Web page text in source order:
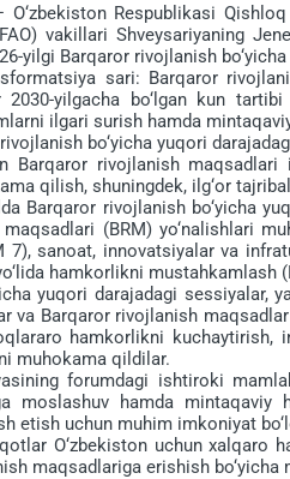
Respublikasi
vakillari Shveysariyaning
yilgi Barqaror rivojlanish
sari: Barqaror
2030-yilgacha bo‘lgan kun
ilgari surish hamda
bo‘yicha yuqori
Barqaror rivojlanish
qilish, shuningdek, ilg‘or
Barqaror rivojlanish bo‘yicha
(BRM) yo‘nalishlari
7), sanoat, innovatsiyalar va
hamkorlikni mustahkamlash
yuqori darajadagi sessiyalar,
va Barqaror rivojlanish
hamkorlikni kuchaytirish,
muhokama qildilar.
forumdagi ishtiroki
moslashuv hamda mintaqaviy
etish uchun muhim imkoniyat
O‘zbekiston uchun xalqaro
maqsadlariga erishish